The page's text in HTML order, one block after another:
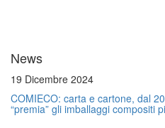
News
19 Dicembre 2024
COMIECO: carta e cartone, dal
“premia” gli imballaggi compositi